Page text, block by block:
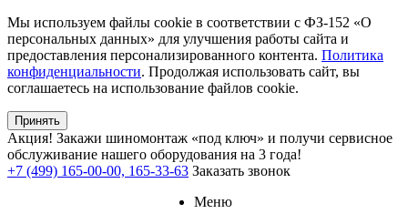
Мы используем файлы cookie в соответствии с ФЗ-152 «О
персональных данных» для улучшения работы сайта и
предоставления персонализированного контента. Политика
конфиденциальности. Продолжая использовать сайт, вы
соглашаетесь на использование файлов cookie.
Принять
Акция! Закажи шиномонтаж «под ключ» и получи сервисное
обслуживание нашего оборудования на 3 года!
+7 (499) 165-00-00, 165-33-63 Заказать звонок
Меню